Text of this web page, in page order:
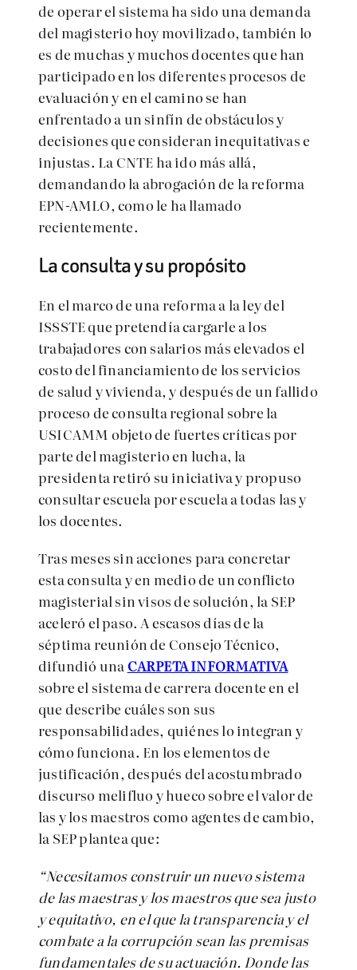
de operar el sistema ha sido una demanda
del magisterio hoy movilizado, también lo
es de muchas y muchos docentes que han
participado en los diferentes procesos de
evaluación y en el camino se han
enfrentado a un sinfín de obstáculos y
decisiones que consideran inequitativas e
injustas. La CNTE ha ido más allá,
demandando la abrogación de la reforma
EPN-AMLO, como le ha llamado
recientemente.
La consulta y su propósito
En el marco de una reforma a la ley del
ISSSTE que pretendía cargarle a los
trabajadores con salarios más elevados el
costo del financiamiento de los servicios
de salud y vivienda, y después de un fallido
proceso de consulta regional sobre la
USICAMM objeto de fuertes críticas por
parte del magisterio en lucha, la
presidenta retiró su iniciativa y propuso
consultar escuela por escuela a todas las y
los docentes.
Tras meses sin acciones para concretar
esta consulta y en medio de un conflicto
magisterial sin visos de solución, la SEP
aceleró el paso. A escasos días de la
séptima reunión de Consejo Técnico,
difundió una CARPETA INFORMATIVA
sobre el sistema de carrera docente en el
que describe cuáles son sus
responsabilidades, quiénes lo integran y
cómo funciona. En los elementos de
justificación, después del acostumbrado
discurso melifluo y hueco sobre el valor de
las y los maestros como agentes de cambio,
la SEP plantea que:
“Necesitamosconstruir un nuevo sistema
de las maestras y los maestros que sea justo
y equitativo, en el que la transparencia y el
combate a la corrupción sean las premisas
fundamentalesde su actuación. Donde las